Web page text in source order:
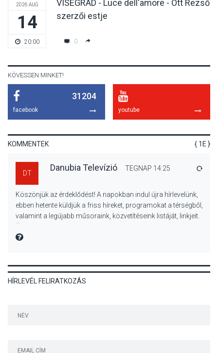
KULTÚRA
Mordái folk-rock koncert
lesz a pilismaróti Duna-
KULTÚRA 2026 AUG 05
Különleges nyári élményt
2026 AUG
14
20:00
VISEGRÁD - Luce dell'amore - Ott Rezső
szerzői estje
0
KÖVESSEN MINKET!
31204
facebook youtube
KOMMENTEK { 1E }
DT
Danubia Televízió TEGNAP 14:25
Köszönjük az érdeklődést! A napokban indul újra hírlevelünk,
ebben hetente küldjük a friss híreket, programokat a térségből,
valamint a legújabb műsoraink, közvetítéseink listáját, linkjeit.
MIRE MONDTA
HÍRLEVÉL FELIRATKOZÁS